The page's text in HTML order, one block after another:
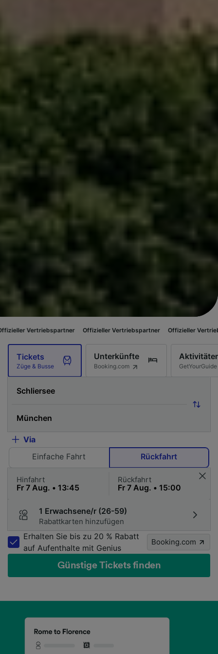
Offizieller Vertriebspartner Offizieller Vertriebspartner
Tickets
Züge & Busse
Unterkünfte
Booking.com GetYourGuide
Via
Einfache Fahrt
Rückfahrt
Hinfahrt Rückfahrt
1 Erwachsene/r (26-59)
Rabattkarten hinzufügen
Erhalten Sie bis zu 20 % Rabatt
auf Aufenthalte mit Genius
Booking.com
Günstige Tickets finden